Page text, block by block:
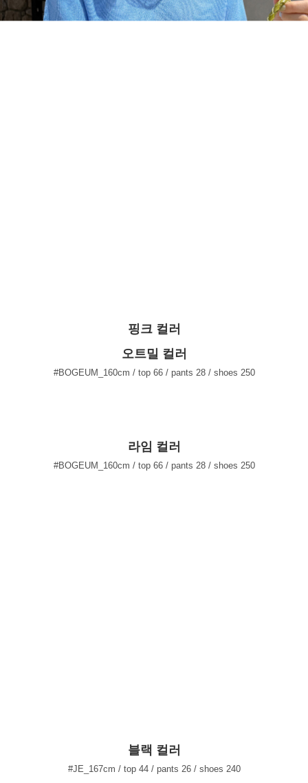
핑크 컬러
오트밀 컬러
#BOGEUM_160cm / top 66 / pants 28 / shoes 250
라임 컬러
#BOGEUM_160cm / top 66 / pants 28 / shoes 250
블랙 컬러
#JE_167cm / top 44 / pants 26 / shoes 240